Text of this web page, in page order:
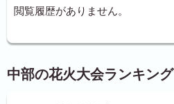
閲覧履歴がありません。
中部の花火大会ランキング